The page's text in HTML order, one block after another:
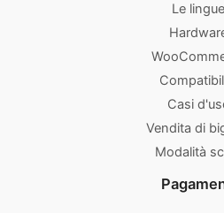
Le lingue
Casi
Vendita di
Modalità